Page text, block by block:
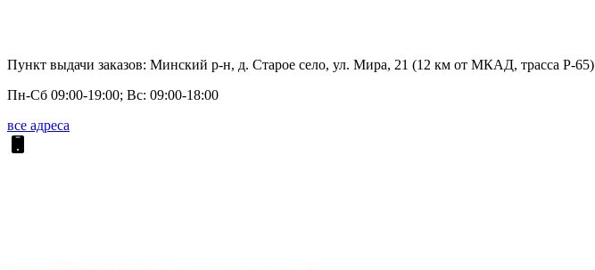
Пункт выдачи заказов: Минский р-н, д. Старое село, ул. Мира, 21 (12 км от МКАД, трасса P-65)
Пн-Сб 09:00-19:00; Вс: 09:00-18:00
все адреса